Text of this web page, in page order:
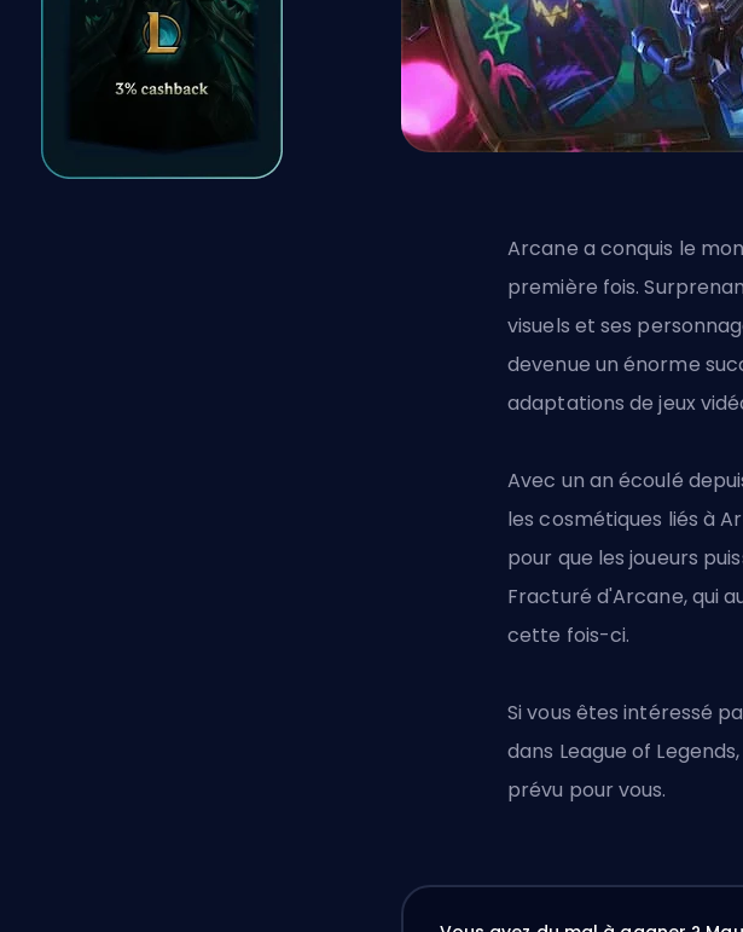
Arcane a conquis le
première fois.
visuels et ses
devenue un énorme
adaptations de jeux
Avec un an écoulé
les cosmétiques liés à
pour que les joueurs
Fracturé d'Arcane, qui
cette fois-ci.
Si vous êtes intéressé
dans League of Legends
prévu pour vous.